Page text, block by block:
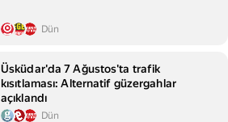
Dün
Üsküdar'da 7 Ağustos'ta trafik
kısıtlaması: Alternatif güzergahlar
açıklandı
Dün